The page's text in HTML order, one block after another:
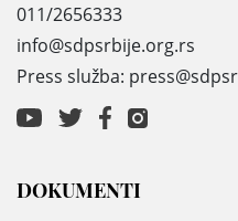
011/2656333
info@sdpsrbije.org.rs
Press služba:
DOKUMENTI